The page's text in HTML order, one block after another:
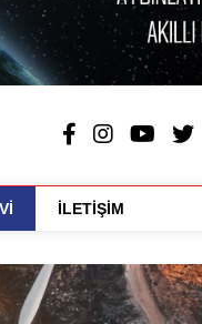
İLETİŞİM